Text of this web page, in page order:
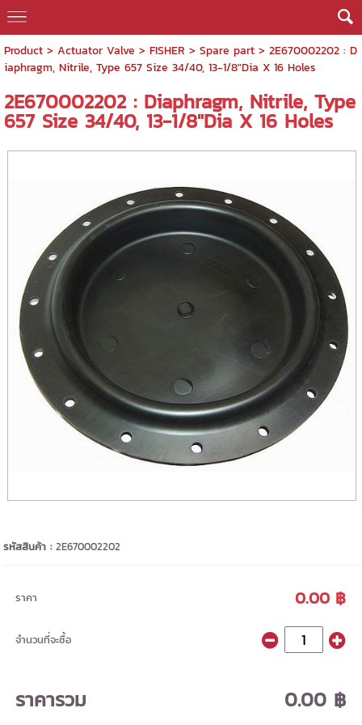
Product> Actuator Valve > FISHER > Spare part> 2E670002202 : D
iaphragm, Nitrile, Type 657 Size 34/40, 13-1/8"Dia X 16 Holes
2E670002202 : Diaphragm, Nitrile, Type
657 Size 34/40, 13-1/8"Dia X 16 Holes
รหัสสินค้า :2E670002202
ราคา 0.00 ฿
จำนวนที่จะซื้อ
ราคารวม 0.00 ฿